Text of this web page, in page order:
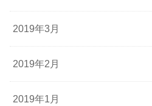
2019年3月
2019年2月
2019年1月